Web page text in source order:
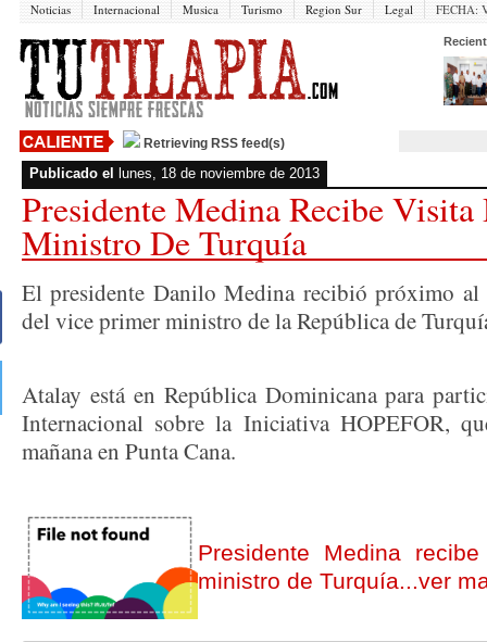
Noticias Internacional Musica Turismo Region Sur Legal FECHA:
Retrieving RSS feed(s)
Publicado el lunes, 18 de noviembre de 2013
Presidente Medina Recibe
Ministro De Turquía
El presidente Danilo Medina recibió próximo
del vice primer ministro de la República de
Atalay está en República Dominicana para
Internacional sobre la Iniciativa HOPEFOR,
mañana en Punta Cana.
Presidente Medina
ministro de Turquía...ver